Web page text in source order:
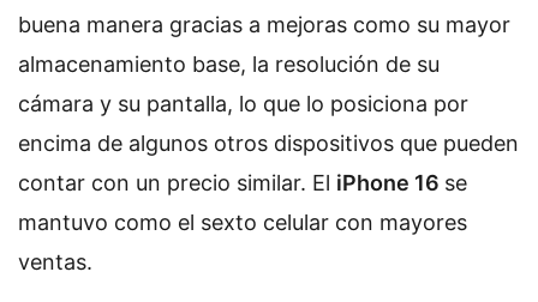
buena manera gracias a mejoras como su mayor
almacenamiento base, la resolución de su
cámara y su pantalla, lo que lo posiciona por
encima de algunos otros dispositivos que pueden
contar con un precio similar. El iPhone 16 se
mantuvo como el sexto celular con mayores
ventas.